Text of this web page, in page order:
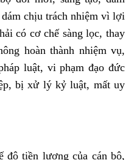
chịu trách nhiệm vì lợi
có cơ chế sàng lọc, thay
hoàn thành nhiệm vụ,
luật, vi phạm đạo đức
bị xử lý kỷ luật, mất uy
độ tiền lương của cán bộ,